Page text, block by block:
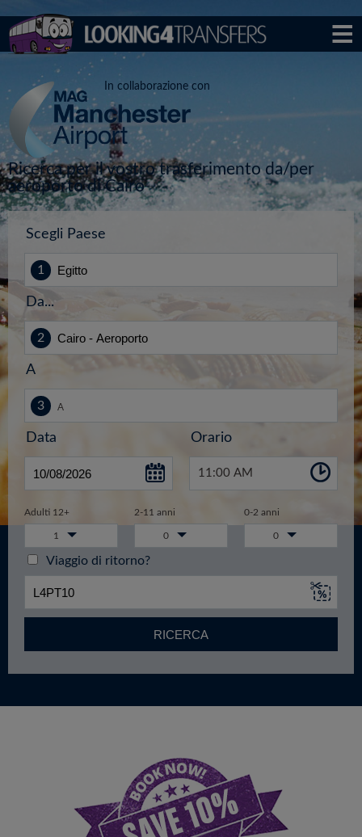
In collaborazione con
Ricerca per il vostro trasferimento da/per
aeroporto di Cairo
Scegli Paese
Da...
A
Data Orario
11:00 AM
Adulti 12+ 2-11 anni 0-2 anni
1 0 0
Viaggio di ritorno?
RICERCA